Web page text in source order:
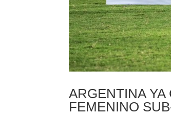
ARGENTINA
FEMENINO